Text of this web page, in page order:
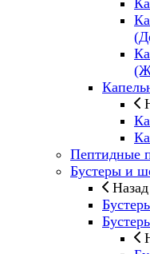
Пептидные
Бустеры и
Назад